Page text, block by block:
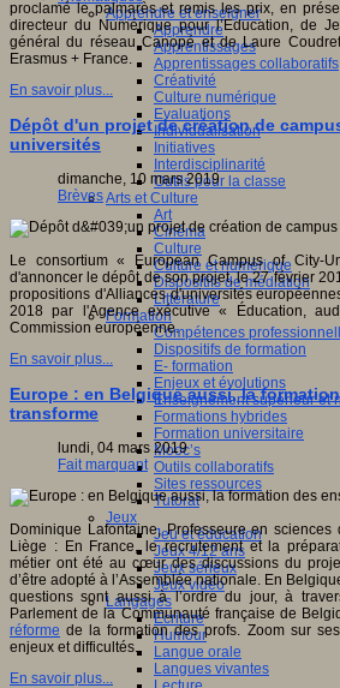
Apprendre et enseigner
Apprendre
Apprentissages
Apprentissages collaboratifs
Créativité
Culture numérique
Evaluations
Individualisation
Initiatives
Interdisciplinarité
Outils pour la classe
Arts et Culture
Art
Cinéma
Culture
Culture et numérique
Dispositifs de médiation
Littérature
Formation
Compétences
Dispositifs de formation
E- formation
Enjeux et évolutions
Enseignement supérieur et
Formations hybrides
Formation universitaire
Mooc’s
Outils collaboratifs
Sites ressources
Tutorat
Jeux
Jeu et éducation
Jeux 4/12 ans
Jeux sérieux
Jeux vidéo
Langages
Ecriture
Humour
Langue orale
Langues vivantes
proclamé le palmarès et remis les prix, en
directeur du Numérique pour l’Education, de
général du réseau Canopé et de Laure
Erasmus + France.
En savoir plus...
Dépôt d'un projet de création de
universités
dimanche, 10 mars 2019
Brèves
Le consortium « European Campus of City-
d'annoncer le dépôt de son projet, le 27 février
propositions d'Alliances d'universités
2018 par l'Agence exécutive « Éducation,
Commission européenne.
En savoir plus...
Europe : en Belgique aussi, la
transforme
lundi, 04 mars 2019
Fait marquant
Dominique Lafontaine, Professeure en
Liège : En France, le recrutement et la
métier ont été au cœur des discussions du
d’être adopté à l’Assemblée nationale. En
questions sont aussi à l’ordre du jour, à
Parlement de la Communauté française de
réforme de la formation des profs. Zoom sur
enjeux et difficultés.
En savoir plus...